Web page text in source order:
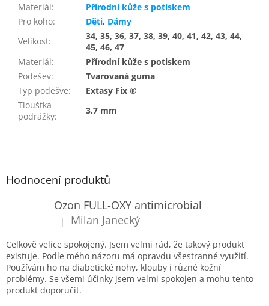
Materiál:
Přírodní kůže s potiskem
Pro koho: Děti, Dámy
Velikost:
34, 35, 36, 37, 38, 39, 40, 41, 42, 43, 44,
45, 46, 47
Materiál:
Přírodní kůže s potiskem
Podešev:
Tvarovaná guma
Typ podešve:
Extasy Fix ®
Tloušťka
podrážky:
3,7 mm
Z
Hodnocení produktů
Ozon FULL-OXY antimicrobial
Hodnocení produktu je 5 z 5 hvězdiček.
| Milan Janecký
Celkově velice spokojený. Jsem velmi rád, že takový produkt
existuje. Podle mého názoru má opravdu všestranné využití.
Používám ho na diabetické nohy, klouby i různé kožní
problémy. Se všemi účinky jsem velmi spokojen a mohu tento
produkt doporučit.